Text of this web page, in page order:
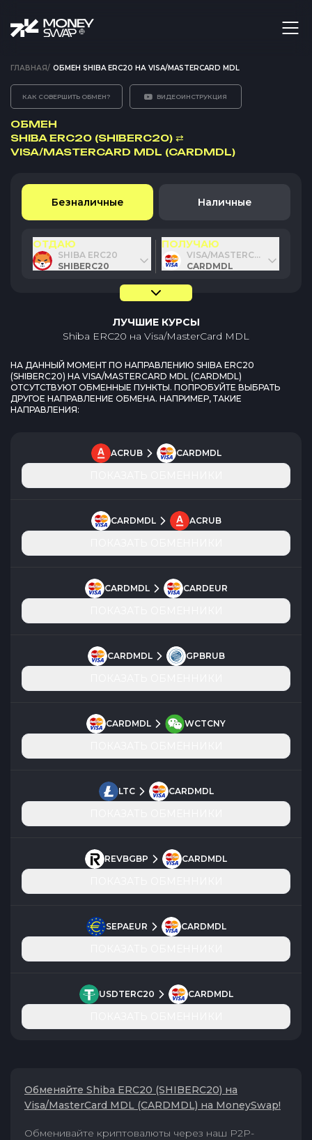
ГЛАВНАЯ/ ОБМЕН SHIBA ERC20 НА VISA/MASTERCARD MDL
КАК СОВЕРШИТЬ ОБМЕН? ВИДЕОИНСТРУКЦИЯ
ОБМЕН
SHIBA ERC20 (SHIBERC20) ⇄
VISA/MASTERCARD MDL (CARDMDL)
Безналичные Наличные
ОТДАЮ
SHIBA ERC20
SHIBERC20
ПОЛУЧАЮ
VISA/MASTERCARD MDL
CARDMDL
ЛУЧШИЕ КУРСЫ
Shiba ERC20 на Visa/MasterCard MDL
НА ДАННЫЙ МОМЕНТ ПО НАПРАВЛЕНИЮ SHIBA ERC20
(SHIBERC20) НА VISA/MASTERCARD MDL (CARDMDL)
ОТСУТСТВУЮТ ОБМЕННЫЕ ПУНКТЫ. ПОПРОБУЙТЕ ВЫБРАТЬ
ДРУГОЕ НАПРАВЛЕНИЕ ОБМЕНА. НАПРИМЕР, ТАКИЕ
НАПРАВЛЕНИЯ:
ACRUB CARDMDL
CARDMDL ACRUB
CARDMDL CARDEUR
CARDMDL GPBRUB
CARDMDL WCTCNY
LTC CARDMDL
REVBGBP CARDMDL
SEPAEUR CARDMDL
USDTERC20 CARDMDL
Обменяйте Shiba ERC20 (SHIBERC20) на
Visa/MasterCard MDL (CARDMDL) на MoneySwap!
Обменивайте криптовалюты через наш P2P-